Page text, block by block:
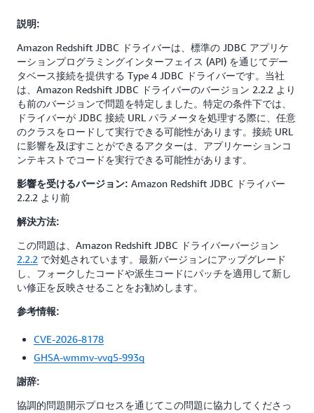
説明:
Amazon Redshift JDBC ドライバーは、標準の JDBC アプリケ
ーションプログラミングインターフェイス (API) を通じてデー
タベース接続を提供する Type 4 JDBC ドライバーです。当社
は、Amazon Redshift JDBC ドライバーのバージョン 2.2.2 より
も前のバージョンで問題を特定しました。特定の条件下では、
ドライバーが JDBC 接続 URL パラメータを処理する際に、任意
のクラスをロードして実行できる可能性があります。接続 URL
に影響を及ぼすことができるアクターは、アプリケーションコ
ンテキストでコードを実行できる可能性があります。
影響を受けるバージョン: Amazon Redshift JDBC ドライバー
2.2.2 より前
解決方法:
この問題は、Amazon Redshift JDBC ドライバーバージョン
2.2.2 で対処されています。最新バージョンにアップグレード
し、フォークしたコードや派生コードにパッチを適用して新し
い修正を反映させることをお勧めします。
参考情報:
CVE-2026-8178
GHSA-wmmv-vvg5-993q
謝辞:
協調的問題開示プロセスを通じてこの問題に協力してくださっ